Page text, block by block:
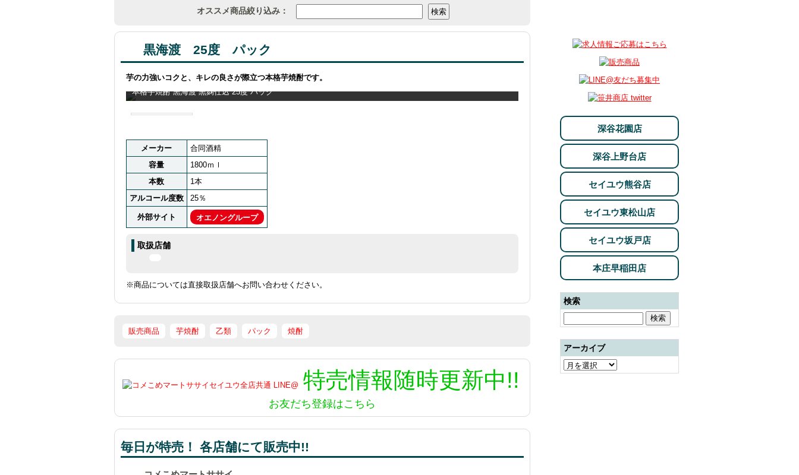
深谷花園店
深谷上野台店
セイユウ熊谷店
セイユウ東松山店
セイユウ坂戸店
本庄早稲田店
検索
アーカイブ
オススメ商品絞り込み：
黒海渡 25度 パック
芋の力強いコクと、キレの良さが際立つ本格芋焼酎です。
本格芋焼酎 黒海渡 黒麹仕込 25度 パック
メーカー
合同酒精
容量
1800ｍｌ
本数
1本
アルコール度数
25％
外部サイト オエノングループ
取扱店舗
※商品については直接取扱店舗へお問い合わせください。
販売商品 芋焼酎 乙類 パック 焼酎
特売情報随時更新中!!
お友だち登録はこちら
毎日が特売！ 各店舗にて販売中!!